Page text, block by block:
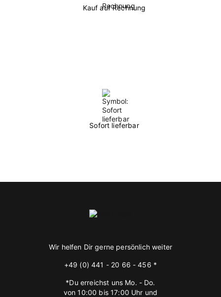
Kauf auf Rechnung
Sofort lieferbar
Wir helfen Dir gerne persönlich weiter
+49 (0) 441 - 20 66 - 456 *
*Du erreichst uns Mo. - Do.
von 10:00 bis 17:00 Uhr und